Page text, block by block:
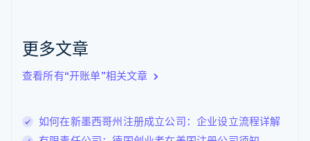
更多文章
查看所有“开账单”相关文章
如何在新墨西哥州注册成立公司：企业设立流程详解
English Italiano
拉脱维亚
立陶宛
DeutschEnglish
卢森堡